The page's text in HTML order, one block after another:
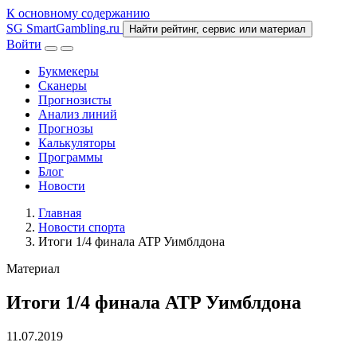
К основному содержанию
SG SmartGambling.ru Найти рейтинг, сервис или материал
Войти
Букмекеры
Сканеры
Прогнозисты
Анализ линий
Прогнозы
Калькуляторы
Программы
Блог
Новости
Главная
Новости спорта
Итоги 1/4 финала ATP Уимблдона
Материал
Итоги 1/4 финала ATP Уимблдона
11.07.2019